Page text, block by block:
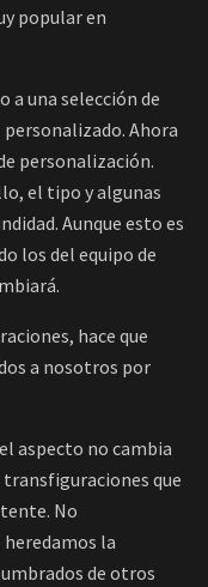
popular en
a una selección de
personalizado. Ahora
personalización.
el tipo y algunas
Aunque esto es
los del equipo de
hace que
a nosotros por
aspecto no cambia
transfiguraciones que
No
la
de otros